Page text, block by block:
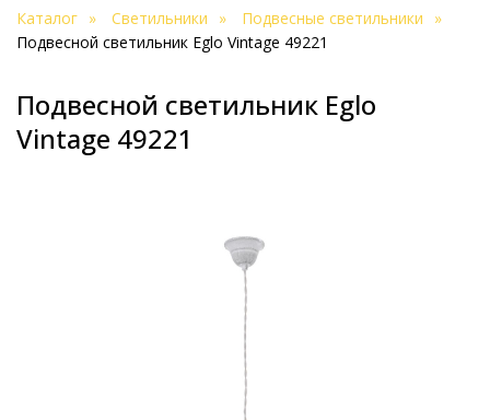
Каталог Светильники
Подвесные светильники
Подвесной светильник Eglo Vintage 49221
Подвесной светильник Eglo
Vintage 49221